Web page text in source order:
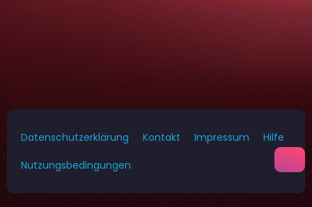
Datenschutzerklärung Kontakt Impressum
Hilfe
Nutzungsbedingungen